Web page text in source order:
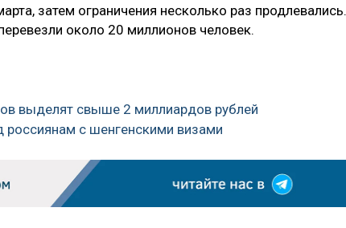
затем ограничения несколько раз продлевались.
около 20 миллионов человек.
выделят свыше 2 миллиардов рублей
россиянам с шенгенскими визами